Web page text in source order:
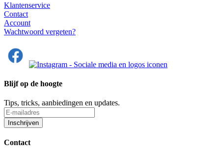
Klantenservice
Contact
Account
Wachtwoord vergeten?
Blijf op de hoogte
Tips, tricks, aanbiedingen en updates.
Contact